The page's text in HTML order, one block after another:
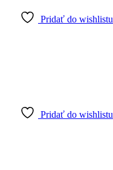
Pridať do wishlistu
Pridať do wishlistu